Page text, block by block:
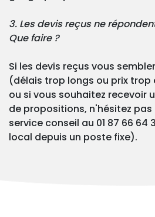
3. Les devis reçus ne
Que faire ?
Si les devis reçus vous
(délais trop longs ou prix trop
ou si vous souhaitez recevoir
de propositions, n'hésitez
service conseil au 01 87 66 64
local depuis un poste fixe).